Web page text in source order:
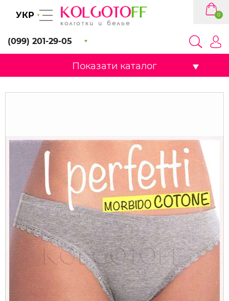
УКР
(099) 201-29-05
0
Показати каталог